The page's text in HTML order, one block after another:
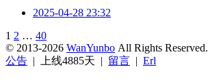
2025-04-28 23:32
1 2 … 40
© 2013-2026 WanYunbo All Rights Reserved.
公告 | 上线4885天 | 留言 | Erl